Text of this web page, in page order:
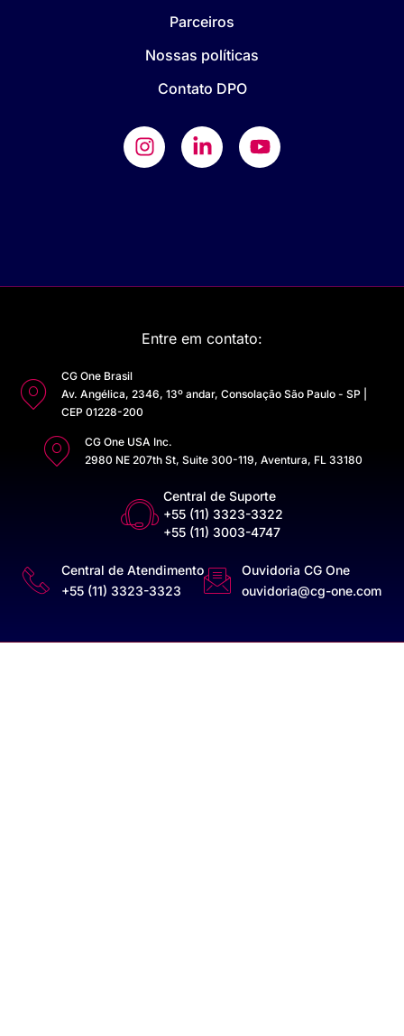
Parceiros
Nossas políticas
Contato DPO
Entre em contato:
CG One Brasil
Av. Angélica, 2346, 13º andar, Consolação São Paulo - SP |
CEP 01228-200
CG One USA Inc.
2980 NE 207th St, Suite 300-119, Aventura, FL 33180
Central de Suporte
+55 (11) 3323-3322
+55 (11) 3003-4747
Central de Atendimento
+55 (11) 3323-3323
Ouvidoria CG One
ouvidoria@cg-one.com